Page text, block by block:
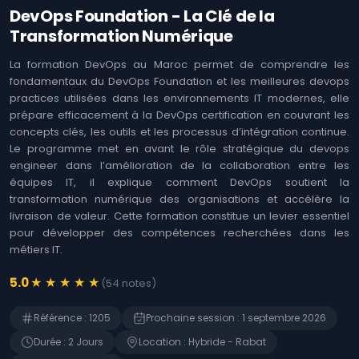
Coaching
Agile &
Ateliers
MOA ,
Business
Analysis
Développement
Web
Gestion
des
risques
Finance
Contrôle
interne
Identifier les
opportunités offertes
par l'Intelligence
Immersion en IA :
Techniques et Usages
L'art de prompter les
Intelligences
Artificielles (IA)
Détecter les
opportunités de
l'Intelligence
Artificielle (IA)
Microsoft 365 -
Rédiger des prompts
engineering et
DevOps Foundation - La Clé de la
Transformation Numérique
La formation DevOps au Maroc permet de comprendre les
fondamentaux du DevOps Foundation et les meilleures devops
practices utilisées dans les environnements IT modernes, elle
prépare efficacement à la DevOps certification en couvrant les
concepts clés, les outils et les processus d’intégration continue.
Le programme met en avant le rôle stratégique du devops
engineer dans l’amélioration de la collaboration entre les
équipes IT, il explique comment DevOps soutient la
transformation numérique des organisations et accélère la
livraison de valeur. Cette formation constitue un levier essentiel
pour développer des compétences recherchées dans les
métiers IT.
5.0★ ★ ★ ★ ★ (54 notes)
Référence : 1205 Prochaine session : 1 septembre 2026
Durée : 2 Jours Location : Hybride - Rabat